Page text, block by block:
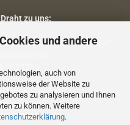
und andere
auch von
der Website zu
zu analysieren und Ihnen
zu können. Weitere
.
zu uns:
Lieferstatus, Versand?
9523253
etc.)
9523253